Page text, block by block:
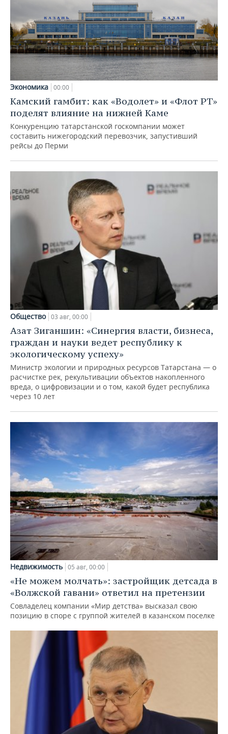
Экономика 00:00
Камский гамбит: как «Водолет» и «Флот РТ»
поделят влияние на нижней Каме
Конкуренцию татарстанской госкомпании может
составить нижегородский перевозчик, запустивший
рейсы до Перми
Общество 03 авг, 00:00
Азат Зиганшин: «Синергия власти, бизнеса,
граждан и науки ведет республику к
экологическому успеху»
Министр экологии и природных ресурсов Татарстана — о
расчистке рек, рекультивации объектов накопленного
вреда, о цифровизации и о том, какой будет республика
через 10 лет
Недвижимость 05 авг, 00:00
«Не можем молчать»: застройщик детсада в
«Волжской гавани» ответил на претензии
Совладелец компании «Мир детства» высказал свою
позицию в споре с группой жителей в казанском поселке